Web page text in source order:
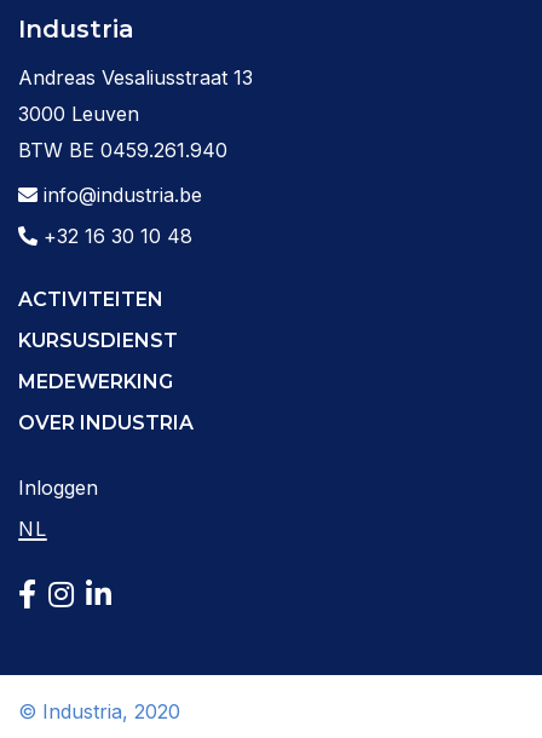
Industria
Andreas Vesaliusstraat 13
3000 Leuven
BTW BE 0459.261.940
info@industria.be
+32 16 30 10 48
ACTIVITEITEN
KURSUSDIENST
MEDEWERKING
OVER INDUSTRIA
Inloggen
NL
© Industria, 2020